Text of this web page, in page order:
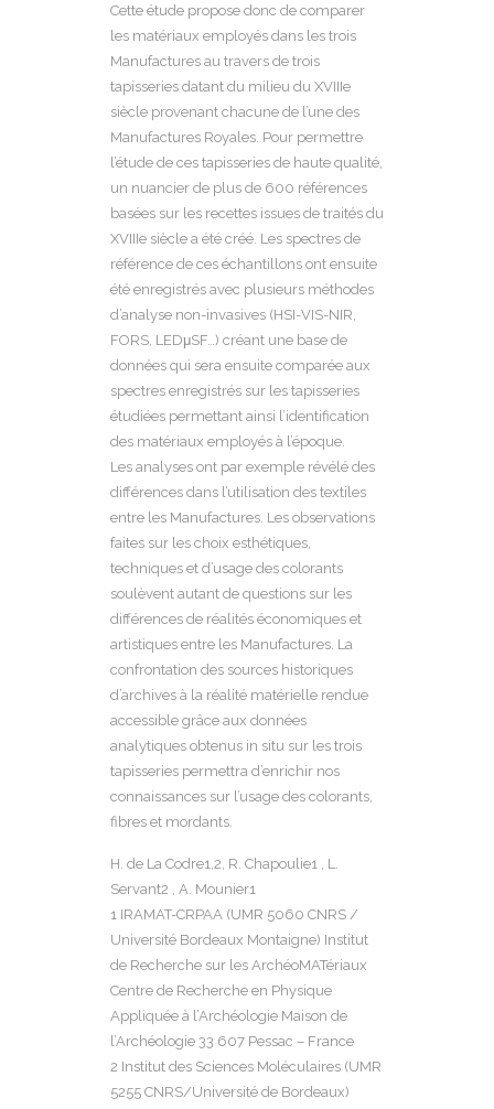
Cette étude propose donc de comparer
les matériaux employés dans les trois
Manufactures au travers de trois
tapisseries datant du milieu du XVIIIe
siècle provenant chacune de l’une des
Manufactures Royales. Pour permettre
l’étude de ces tapisseries de haute qualité,
un nuancier de plus de 600 références
basées sur les recettes issues de traités du
XVIIIe siècle a été créé. Les spectres de
référence de ces échantillons ont ensuite
été enregistrés avec plusieurs méthodes
d’analyse non-invasives (HSI-VIS-NIR,
FORS, LEDμSF…) créant une base de
données qui sera ensuite comparée aux
spectres enregistrés sur les tapisseries
étudiées permettant ainsi l’identification
des matériaux employés à l’époque.
Les analyses ont par exemple révélé des
différences dans l’utilisation des textiles
entre les Manufactures. Les observations
faites sur les choix esthétiques,
techniques et d’usage des colorants
soulèvent autant de questions sur les
différences de réalités économiques et
artistiques entre les Manufactures. La
confrontation des sources historiques
d’archives à la réalité matérielle rendue
accessible grâce aux données
analytiques obtenus in situ sur les trois
tapisseries permettra d’enrichir nos
connaissances sur l’usage des colorants,
fibres et mordants.
H. de La Codre1,2, R. Chapoulie1 , L.
Servant2 , A. Mounier1
1 IRAMAT-CRPAA (UMR 5060 CNRS /
Université Bordeaux Montaigne) Institut
de Recherche sur les ArchéoMATériaux
Centre de Recherche en Physique
Appliquée à l’Archéologie Maison de
l’Archéologie 33 607 Pessac – France
2 Institut des Sciences Moléculaires (UMR
5255 CNRS/Université de Bordeaux)